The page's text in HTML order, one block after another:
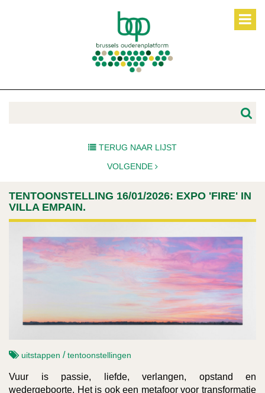
TERUG NAAR LIJST
VOLGENDE
TENTOONSTELLING 16/01/2026: EXPO 'FIRE' IN
VILLA EMPAIN.
uitstappen / tentoonstellingen
Vuur is passie, liefde, verlangen, opstand en
wedergeboorte. Het is ook een metafoor voor transformatie